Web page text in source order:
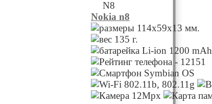
Nokia n8
114x59x13 мм.
135 г.
Li-ion 1200 mAh